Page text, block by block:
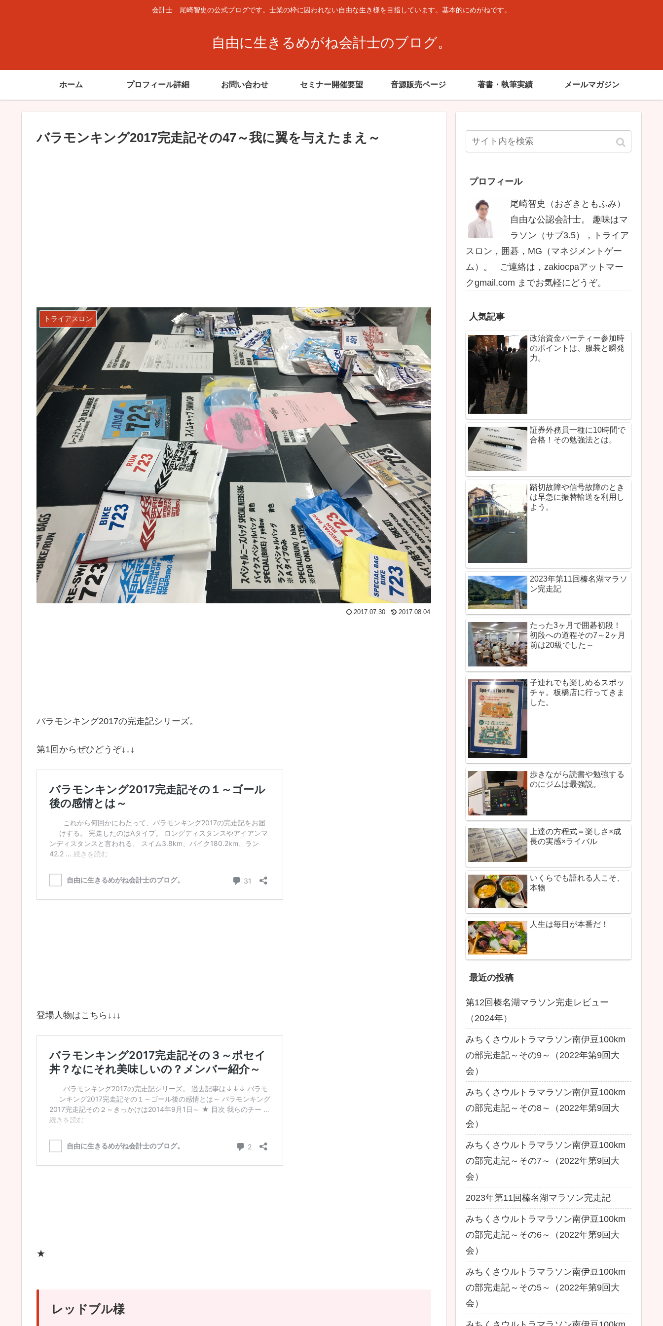
会計士 尾崎智史の公式ブログです。士業の枠に囚われない自由な生き様を目指しています。基本的にめがねです。
自由に生きるめがね会計士のブログ。
ホーム プロフィール詳細 お問い合わせ セミナー開催要望 音源販売ページ 著書・執筆実績 メールマガジン
バラモンキング2017完走記その47～我に翼を与えたまえ～
トライアスロン
2017.08.04
2017.07.30
バラモンキング2017の完走記シリーズ。
第1回からぜひどうぞ↓↓↓
登場人物はこちら↓↓↓
★
レッドブル様
プロフィール
尾崎智史（おざきともふみ）
自由な公認会計士。 趣味はマ
ラソン（サブ3.5），トライア
スロン，囲碁，MG（マネジメントゲー
ム）。 ご連絡は，zakiocpaアットマー
クgmail.com までお気軽にどうぞ。
人気記事
政治資金パーティー参加時
のポイントは、服装と瞬発
力。
証券外務員一種に10時間で
合格！その勉強法とは。
踏切故障や信号故障のとき
は早急に振替輸送を利用し
よう。
2023年第11回榛名湖マラソ
ン完走記
たった3ヶ月で囲碁初段！
初段への道程その7～2ヶ月
前は20級でした～
子連れでも楽しめるスポッ
チャ。板橋店に行ってきま
した。
歩きながら読書や勉強する
のにジムは最強説。
上達の方程式＝楽しさ×成
長の実感×ライバル
いくらでも語れる人こそ、
本物
人生は毎日が本番だ！
最近の投稿
第12回榛名湖マラソン完走レビュー
（2024年）
みちくさウルトラマラソン南伊豆100km
の部完走記～その9～（2022年第9回大
会）
みちくさウルトラマラソン南伊豆100km
の部完走記～その8～（2022年第9回大
会）
みちくさウルトラマラソン南伊豆100km
の部完走記～その7～（2022年第9回大
会）
2023年第11回榛名湖マラソン完走記
みちくさウルトラマラソン南伊豆100km
の部完走記～その6～（2022年第9回大
会）
みちくさウルトラマラソン南伊豆100km
の部完走記～その5～（2022年第9回大
会）